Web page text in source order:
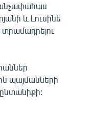
և Լուսինե
պայմանների